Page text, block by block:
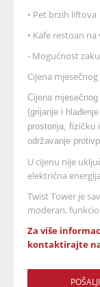
• Pet brzih liftova
• Kafe restoan
- Mogućnost
Cijena
Cijena
(grijanje i
prostorija, fizičku
održavanje
U cijenu nije
električna
Twist Tower je
moderan,
Za više
kontaktirajte